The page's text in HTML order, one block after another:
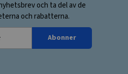
och ta del av de
och rabatterna.
Abonner